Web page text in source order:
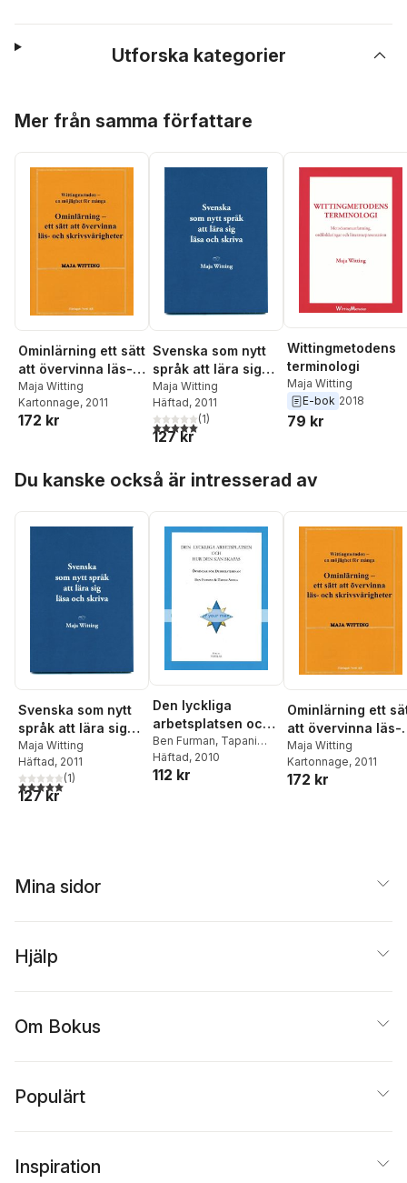
Utforska kategorier
Mer från samma författare
Ominlärning ett sätt
att övervinna läs-
och
skrivsvårigheter
Maja Witting
Kartonnage, 2011
172 kr
Svenska som nytt
språk att lära sig
läsa och skriva
Maja Witting
Häftad, 2011
5,0utav 5 stjärnor. Totalt antal röster:
(1)
127 kr
Wittingmetodens
terminologi
Maja Witting
E-bok 2018
79 kr
Du kanske också är intresserad av
Svenska som nytt
språk att lära sig
läsa och skriva
Maja Witting
Häftad, 2011
5,0utav 5 stjärnor. Totalt antal röster:
(1)
127 kr
Den lyckliga
arbetsplatsen och
hur den kan skapas
: övningar för
dubbelstjärnan
Ben Furman, Tapani
Ahola
Häftad, 2010
112 kr
Ominlärning ett
att övervinna läs-
och
skrivsvårigheter
Maja Witting
Kartonnage, 2011
172 kr
Mina sidor
Hjälp
Om Bokus
Populärt
Inspiration